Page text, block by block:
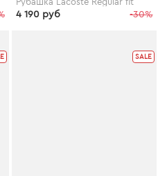
-30%
4 190 руб
SALE